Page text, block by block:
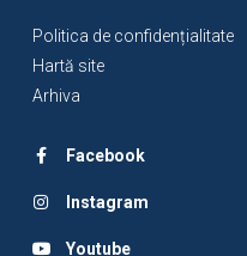
Politica de confidențialitate
Hartă site
Arhiva
Facebook
Instagram
Youtube